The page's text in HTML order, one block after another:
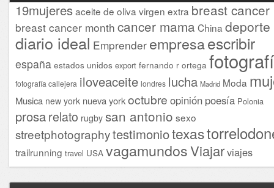
19mujeresaceite de oliva virgen extra breast cancer
breast cancer month cancer mama China deporte
diario ideal Emprender empresaescribir
españa estados unidos export fernando r ortega
fotografía callejera iloveaceite londres lucha Madrid Moda
Musica new york nueva yorkoctubre opinión poesía Polonia
prosarelato rugby san antonio sexo
streetphotographytestimoniotexas
trailrunning travel USA vagamundosViajarviajes